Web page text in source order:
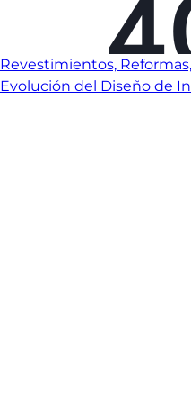
Revestimientos,
Evolución del Diseño de